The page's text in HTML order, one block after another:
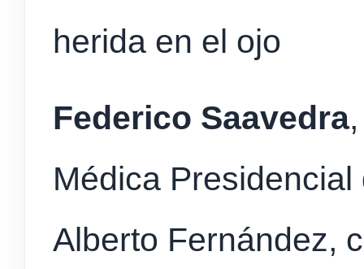
herida en el ojo
Federico Saavedra
Médica
Alberto Fernández,